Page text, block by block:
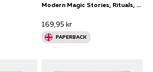
Modern Magic Stories, Rituals, And Spells For Contemporary W
169,95 kr
PAPERBACK